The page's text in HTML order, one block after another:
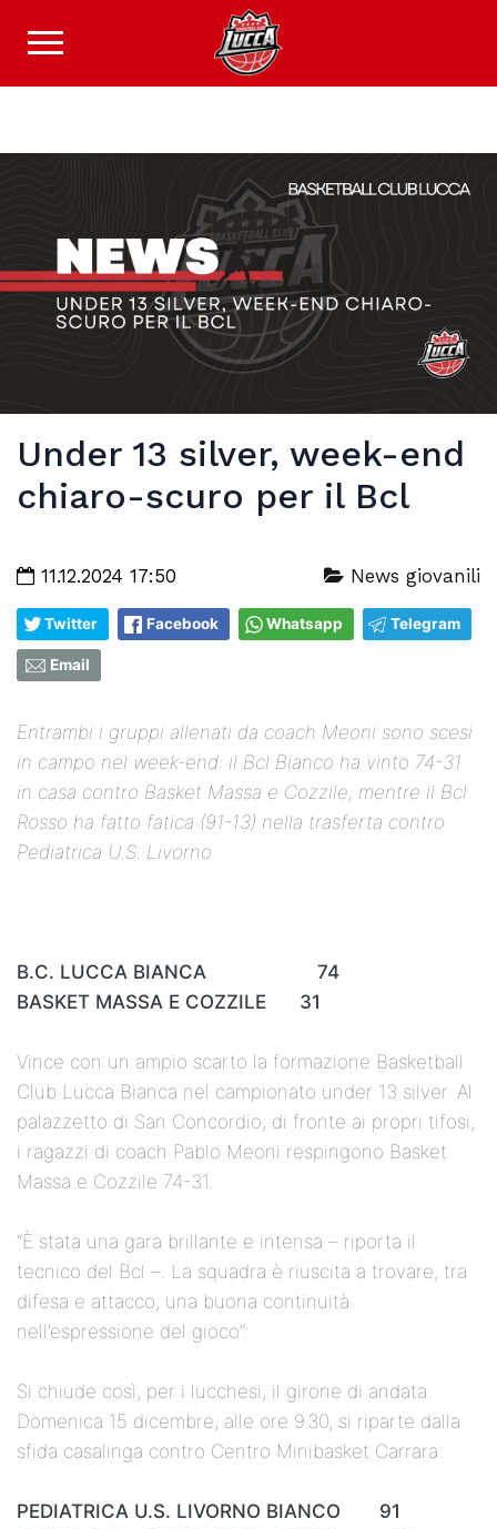
Under 13 silver, week-end
chiaro-scuro per il Bcl
11.12.2024 17:50 News giovanili
Twitter Facebook Whatsapp Telegram
Email
Entrambi i gruppi allenati da coach Meoni sono scesi
in campo nel week-end: il Bcl Bianco ha vinto 74-31
in casa contro Basket Massa e Cozzile, mentre il Bcl
Rosso ha fatto fatica (91-13) nella trasferta contro
Pediatrica U.S. Livorno
B.C. LUCCA BIANCA 74
BASKET MASSA E COZZILE 31
Vince con un ampio scarto la formazione Basketball
Club Lucca Bianca nel campionato under 13 silver. Al
palazzetto di San Concordio, di fronte ai propri tifosi,
i ragazzi di coach Pablo Meoni respingono Basket
Massa e Cozzile 74-31.
“È stata una gara brillante e intensa – riporta il
tecnico del Bcl –. La squadra è riuscita a trovare, tra
difesa e attacco, una buona continuità
nell’espressione del gioco”.
Si chiude così, per i lucchesi, il girone di andata.
Domenica 15 dicembre, alle ore 9.30, si riparte dalla
sfida casalinga contro Centro Minibasket Carrara.
PEDIATRICA U.S. LIVORNO BIANCO 91